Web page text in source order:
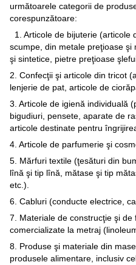
următoarele categorii de
corespunzătoare:
1. Articole de bijuterie (articole
scumpe, din metale preţioase
şi sintetice, pietre preţioase
2. Confecţii şi articole din tricot
lenjerie de pat, articole de
3. Articole de igienă individuală
bigudiuri, pensete, aparate de
articole destinate pentru
4. Articole de parfumerie şi
5. Mărfuri textile (ţesături din
lînă şi tip lînă, mătase şi tip
etc.).
6. Cabluri (conducte electrice,
7. Materiale de construcţie şi de
comercializate la metraj
8. Produse şi materiale din
produsele alimentare, inclusiv